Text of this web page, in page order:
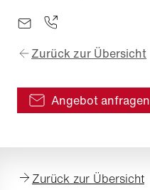
Zurück zur Übersicht
Angebot anfragen
Zurück zur Übersicht